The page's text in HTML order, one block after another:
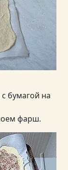
бумагой на
фарш.